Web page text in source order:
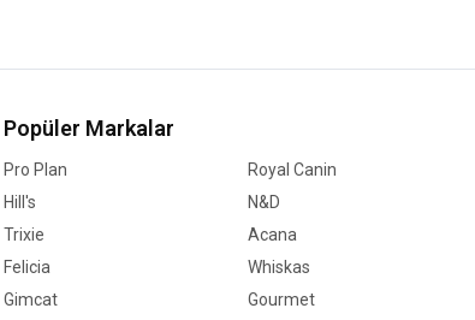
Popüler Markalar
Pro Plan Royal Canin
Hill's
N&D
Trixie
Acana
Felicia
Whiskas
Gimcat
Gourmet